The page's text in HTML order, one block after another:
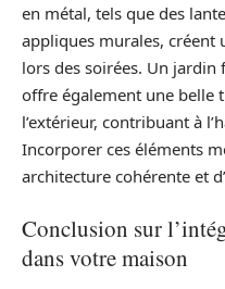
en métal, tels que des
appliques murales, créent
lors des soirées. Un jardin
offre également une belle
l’extérieur, contribuant à
Incorporer ces éléments
architecture cohérente et
Conclusion sur
dans votre maison